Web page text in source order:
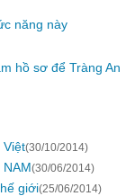
năng này
hồ sơ để Tràng An
Việt(30/10/2014)
(30/06/2014)
giới(25/06/2014)